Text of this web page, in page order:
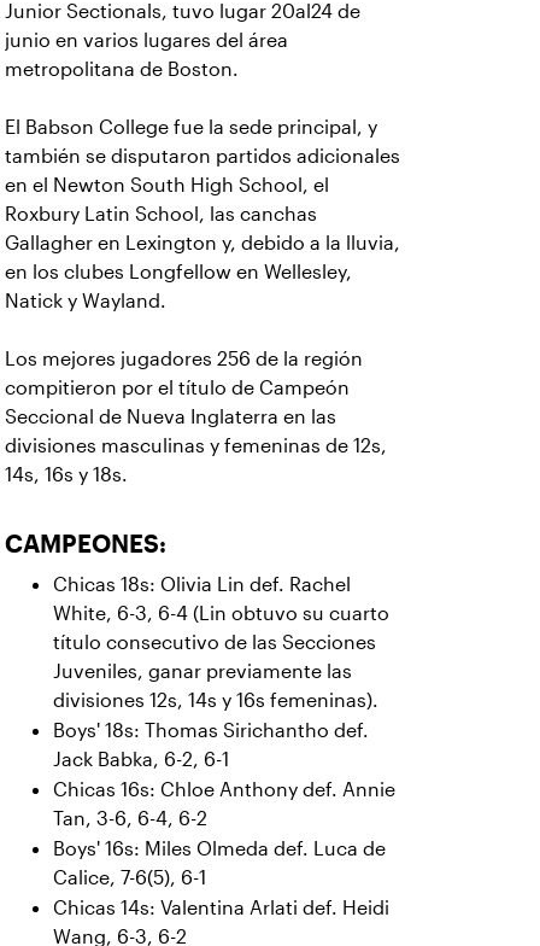
Junior Sectionals, tuvo lugar 20al24 de
junio en varios lugares del área
metropolitana de Boston.
El Babson College fue la sede principal, y
también se disputaron partidos adicionales
en el Newton South High School, el
Roxbury Latin School, las canchas
Gallagher en Lexington y, debido a la lluvia,
en los clubes Longfellow en Wellesley,
Natick y Wayland.
Los mejores jugadores 256 de la región
compitieron por el título de Campeón
Seccional de Nueva Inglaterra en las
divisiones masculinas y femeninas de 12s,
14s, 16s y 18s.
CAMPEONES:
Chicas 18s: Olivia Lin def. Rachel
White, 6-3, 6-4 (Lin obtuvo su cuarto
título consecutivo de las Secciones
Juveniles, ganar previamente las
divisiones 12s, 14s y 16s femeninas).
Boys' 18s: Thomas Sirichantho def.
Jack Babka, 6-2, 6-1
Chicas 16s: Chloe Anthony def. Annie
Tan, 3-6, 6-4, 6-2
Boys' 16s: Miles Olmeda def. Luca de
Calice, 7-6(5), 6-1
Chicas 14s: Valentina Arlati def. Heidi
Wang, 6-3, 6-2